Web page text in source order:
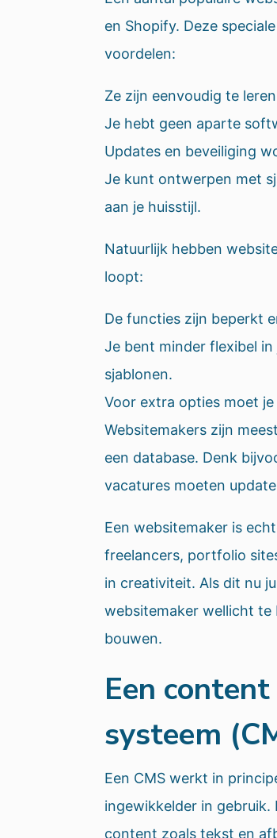
en Shopify. Deze
voordelen:
Ze zijn eenvoudig te
Je hebt geen aparte
Updates en beveiliging
Je kunt ontwerpen met
aan je huisstijl.
Natuurlijk hebben
loopt:
De functies zijn beperkt
Je bent minder flexibel
sjablonen.
Voor extra opties moet
Websitemakers zijn
een database. Denk
vacatures moeten
Een websitemaker is
freelancers, portfolio
in creativiteit. Als dit nu
websitemaker wellicht te
bouwen.
Een
systeem
Een CMS werkt in
ingewikkelder in gebruik.
content zoals tekst en